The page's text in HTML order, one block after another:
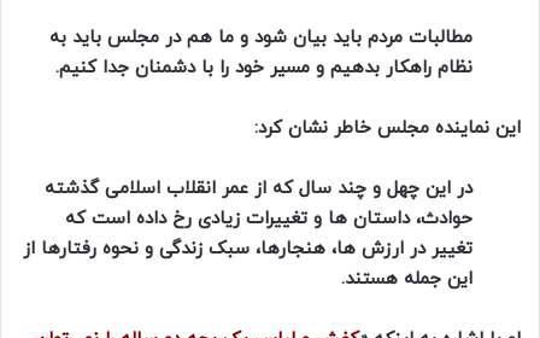
مطالبات مردم باید بیان شود و ما هم در مجلس باید به
نظام راهکار بدهیم و مسیر خود را با دشمنان جدا کنیم.
این نماینده مجلس خاطر نشان کرد:
در این چهل و چند سال که از عمر انقلاب اسلامی گذشته
حوادث، داستان ها و تغییرات زیادی رخ داده است که
تغییر در ارزش ها، هنجارها، سبک زندگی و نحوه رفتارها از
این جمله هستند.